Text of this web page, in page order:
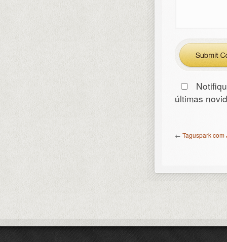
últimas
← Taguspark